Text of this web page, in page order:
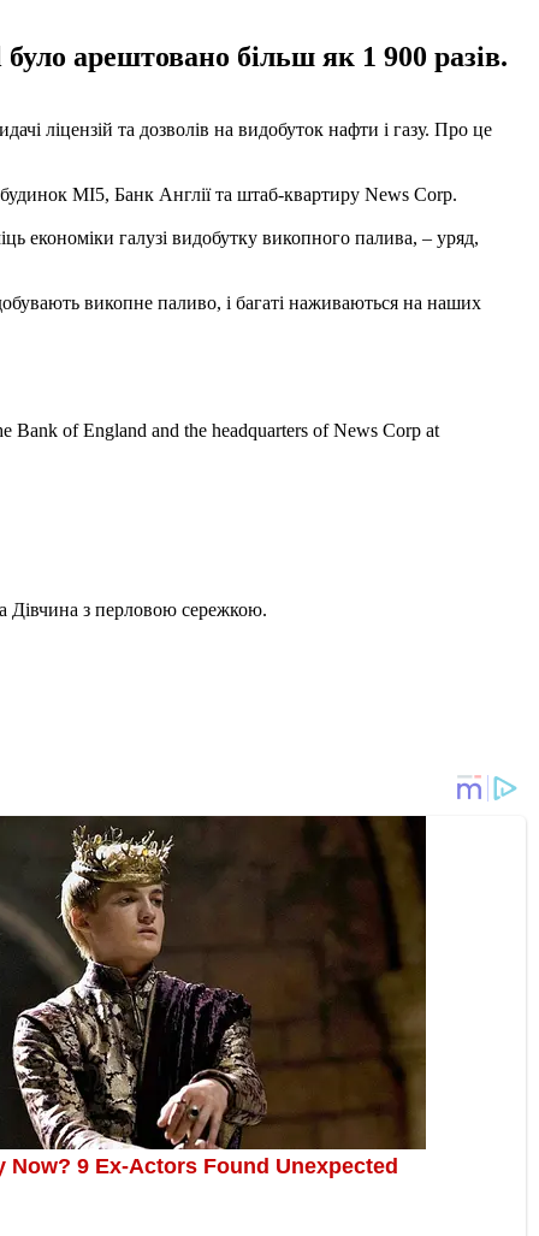
арештовано більш як 1 900 разів.
ліцензій та дозволів на видобуток нафти і газу. Про це
MI5, Банк Англії та штаб-квартиру News Corp.
економіки галузі видобутку викопного палива, – уряд,
викопне паливо, і багаті наживаються на наших
Bank of England and the headquarters of News Corp at
Дівчина з перловою сережкою.